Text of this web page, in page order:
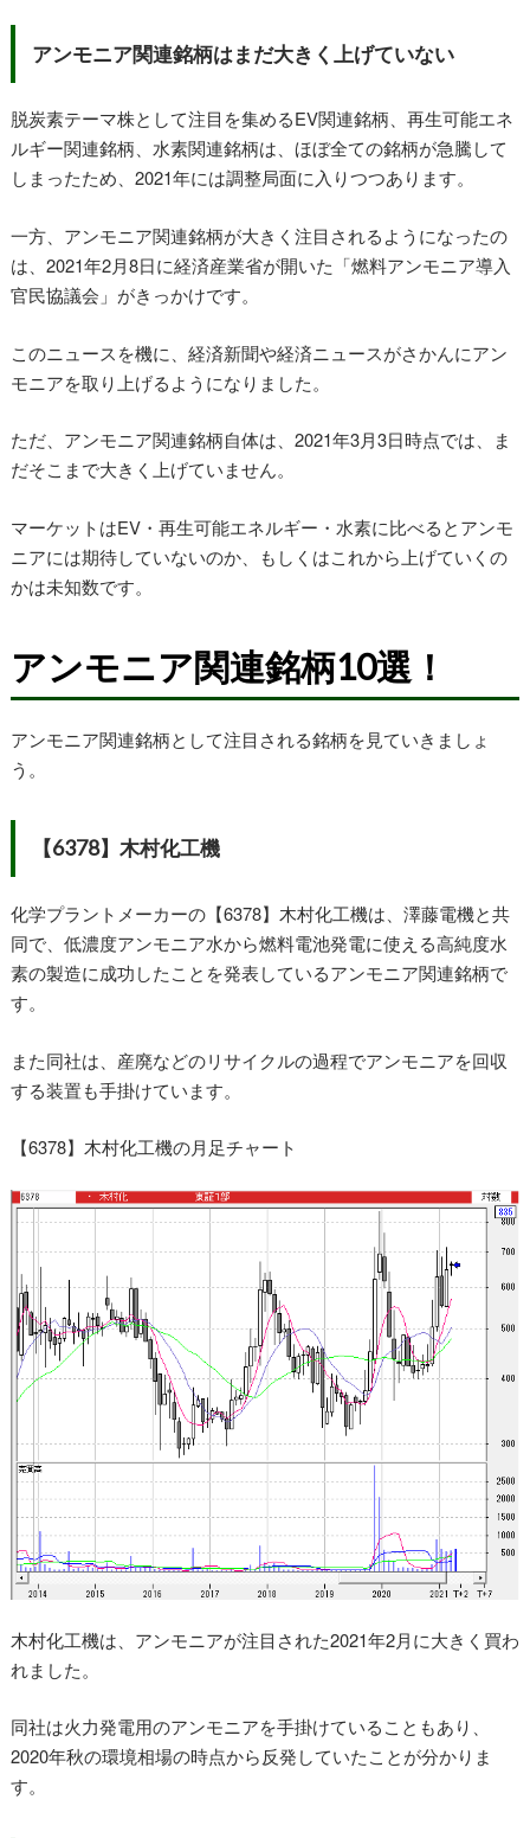
アンモニア関連銘柄はまだ大きく上げていない
脱炭素テーマ株として注目を集めるEV関連銘柄、再生可能エネ
ルギー関連銘柄、水素関連銘柄は、ほぼ全ての銘柄が急騰して
しまったため、2021年には調整局面に入りつつあります。
一方、アンモニア関連銘柄が大きく注目されるようになったの
は、2021年2月8日に経済産業省が開いた「燃料アンモニア導入
官民協議会」がきっかけです。
このニュースを機に、経済新聞や経済ニュースがさかんにアン
モニアを取り上げるようになりました。
ただ、アンモニア関連銘柄自体は、2021年3月3日時点では、ま
だそこまで大きく上げていません。
マーケットはEV・再生可能エネルギー・水素に比べるとアンモ
ニアには期待していないのか、もしくはこれから上げていくの
かは未知数です。
アンモニア関連銘柄10選！
アンモニア関連銘柄として注目される銘柄を見ていきましょ
う。
【6378】木村化工機
化学プラントメーカーの【6378】木村化工機は、澤藤電機と共
同で、低濃度アンモニア水から燃料電池発電に使える高純度水
素の製造に成功したことを発表しているアンモニア関連銘柄で
す。
また同社は、産廃などのリサイクルの過程でアンモニアを回収
する装置も手掛けています。
【6378】木村化工機の月足チャート
木村化工機は、アンモニアが注目された2021年2月に大きく買わ
れました。
同社は火力発電用のアンモニアを手掛けていることもあり、
2020年秋の環境相場の時点から反発していたことが分かりま
す。